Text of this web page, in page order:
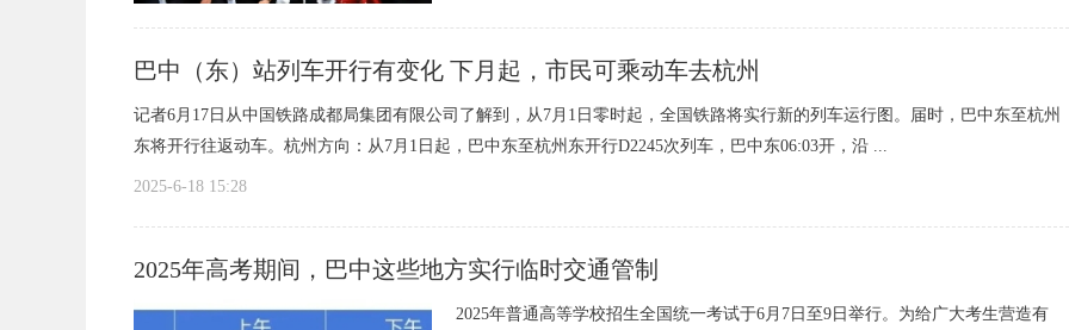
巴中（东）站列车开行有变化 下月起，市民可乘动车去杭州
记者6月17日从中国铁路成都局集团有限公司了解到，从7月1日零时起，全国铁路将实行新的列车运行图。届时，巴中东至杭州
东将开行往返动车。杭州方向：从7月1日起，巴中东至杭州东开行D2245次列车，巴中东06:03开，沿 ...
2025-6-18 15:28
2025年高考期间，巴中这些地方实行临时交通管制
2025年普通高等学校招生全国统一考试于6月7日至9日举行。为给广大考生营造有